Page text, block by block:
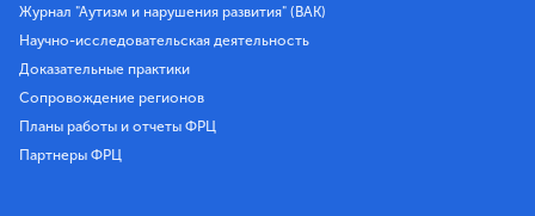
Журнал "Аутизм и нарушения развития" (ВАК)
Научно-исследовательская деятельность
Доказательные практики
Сопровождение регионов
Планы работы и отчеты ФРЦ
Партнеры ФРЦ